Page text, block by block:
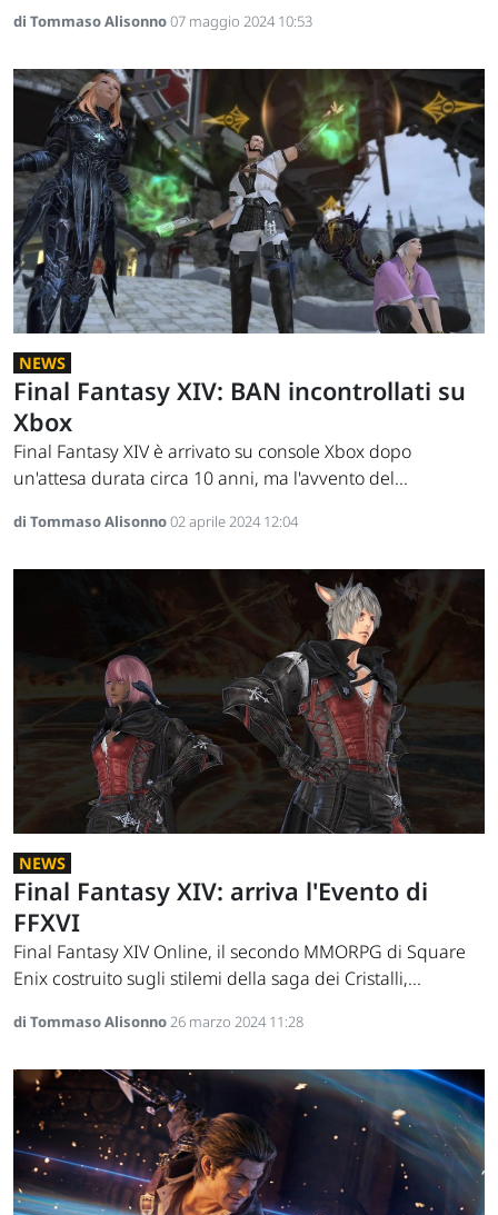
di Tommaso Alisonno07 maggio 2024 10:53
NEWS
Final Fantasy XIV: BAN incontrollati su
Xbox
Final Fantasy XIV è arrivato su console Xbox dopo
un'attesa durata circa 10 anni, ma l'avvento del...
di Tommaso Alisonno02 aprile 2024 12:04
NEWS
Final Fantasy XIV: arriva l'Evento di
FFXVI
Final Fantasy XIV Online, il secondo MMORPG di Square
Enix costruito sugli stilemi della saga dei Cristalli,...
di Tommaso Alisonno26 marzo 2024 11:28